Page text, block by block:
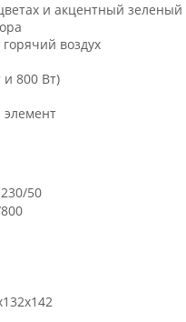
и акцентный зеленый
воздух
800 Вт)
50